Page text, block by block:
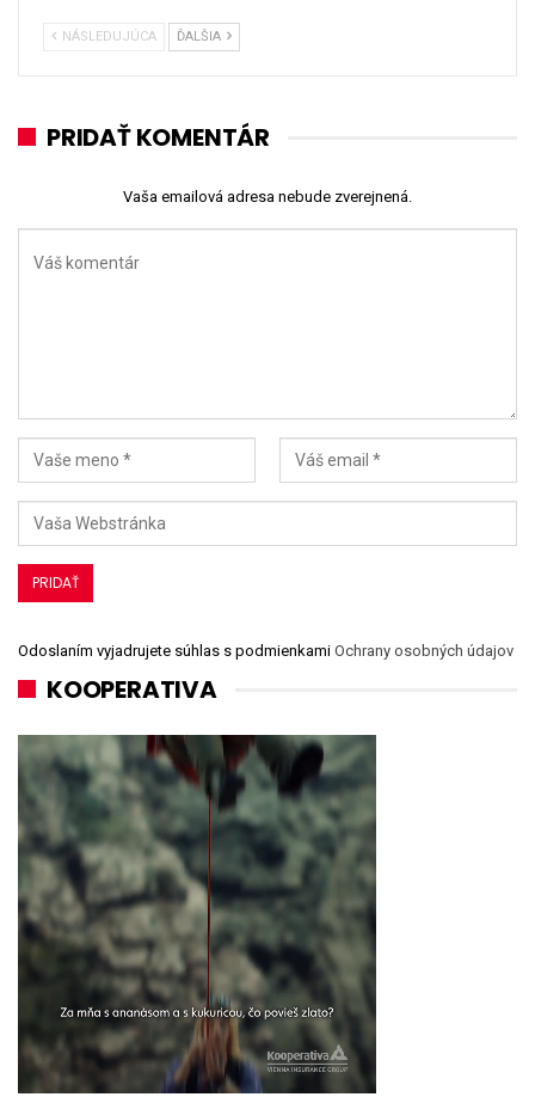
NÁSLEDUJÚCA ĎALŠIA
PRIDAŤ KOMENTÁR
Vaša emailová adresa nebude zverejnená.
Odoslaním vyjadrujete súhlas s podmienkami Ochrany osobných údajov
KOOPERATIVA